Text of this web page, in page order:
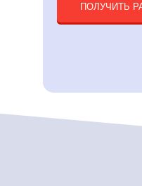
ПОЛУЧИТЬ